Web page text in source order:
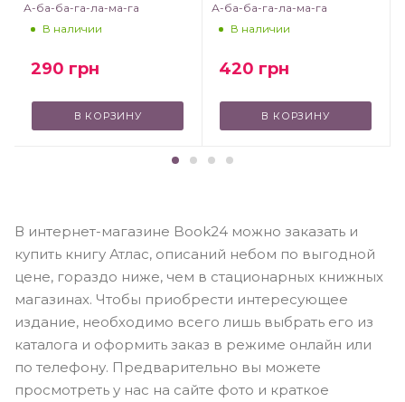
А-ба-ба-га-ла-ма-га
В наличии
290 грн
В КОРЗИНУ
А-ба-ба-га-ла-ма-га
В наличии
420 грн
В КОРЗИНУ
В интернет-магазине Book24 можно заказать и
купить книгу Атлас, описаний небом по выгодной
цене, гораздо ниже, чем в стационарных книжных
магазинах. Чтобы приобрести интересующее
издание, необходимо всего лишь выбрать его из
каталога и оформить заказ в режиме онлайн или
по телефону. Предварительно вы можете
просмотреть у нас на сайте фото и краткое